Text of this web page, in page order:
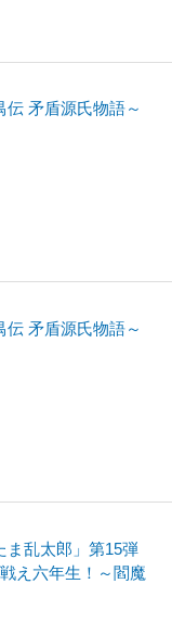
伝 矛盾源氏物語～
伝 矛盾源氏物語～
ま乱太郎」第15弾
え六年生！～閻魔